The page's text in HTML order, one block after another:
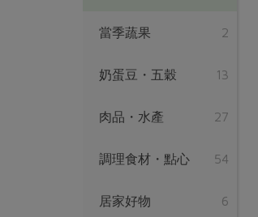
當季蔬果 2
奶蛋豆・五穀 13
肉品・水產 27
調理食材・點心 54
居家好物 6